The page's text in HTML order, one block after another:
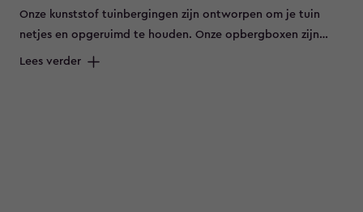
Onze kunststof tuinbergingen zijn ontworpen om je tuin
netjes en opgeruimd te houden. Onze opbergboxen zijn
verkrijgbaar in verschillende maten en stijlen. Bescherm je
Lees verder